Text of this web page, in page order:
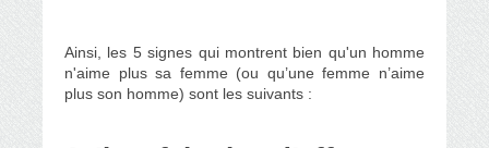
Ainsi, les 5 signes qui montrent bien qu'un homme
n'aime plus sa femme (ou qu’une femme n’aime
plus son homme) sont les suivants :